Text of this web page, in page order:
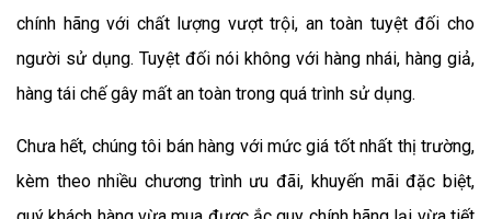
chính hãng với chất lượng vượt trội, an toàn tuyệt đối cho
người sử dụng. Tuyệt đối nói không với hàng nhái, hàng giả,
hàng tái chế gây mất an toàn trong quá trình sử dụng.
Chưa hết, chúng tôi bán hàng với mức giá tốt nhất thị trường,
kèm theo nhiều chương trình ưu đãi, khuyến mãi đặc biệt,